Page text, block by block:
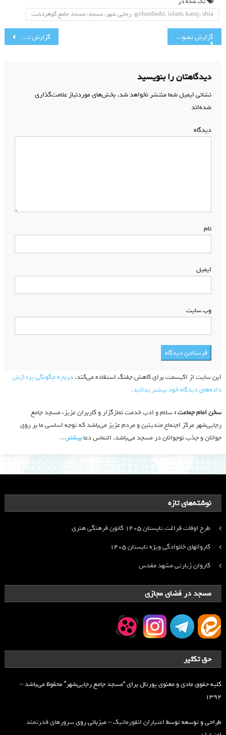
gohardasht، islam، karaj، shia، رجایی شهر، مسجد، مسجد جامع گوهردشت
راهبری
گزارش تصویری مراسم ویژه تحویل سال نو گزارش تصویری فعالیتهای ماه مبارک رمضان(۱)
دیدگاهتان را بنویسید
نشانی ایمیل شما منتشر نخواهد شد.بخش‌های موردنیاز علامت‌گذاری
شده‌اند
دیدگاه
نام
ایمیل
وب‌ سایت
این سایت از اکیسمت برای کاهش جفنگ استفاده می‌کند.درباره چگونگی پردازش
داده‌های دیدگاه خود بیشتر بدانید.
سخن امام جماعت :سلام و ادب خدمت نمازگزار و کاربران عزیز، مسجد جامع
رجایی‌شهر مرکز اجتماع متدینین و مردم عزیز می‌باشد که توجه اساسی ما بر روی
جوانان و جذب نوجوانان در مسجد می‌باشد. التماس دعابیشتر‫...‬
نوشته‌های تازه
طرح اوقات فراغت تابستان ۱۴۰۵ کانون فرهنگی هنری
کاروانهای خانوادگی ویژه تابستان ۱۴۰۵
کاروان زیارتی مشهد مقدس
مسجد در فضای مجازی
حق تکثیر
کلیه حقوق مادی و معنوی پورتال برای “مسجد جامع رجایی‌شهر” محفوظ می‌باشد –
۱۳۹۲
طراحی و توسعه توسطاعتباران انفورماتیک– میزبانی رویسرورهای قدرتمند